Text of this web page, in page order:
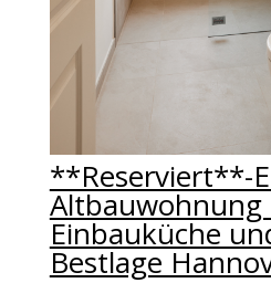
**Reserviert**-
Einbauküche
Bestlage